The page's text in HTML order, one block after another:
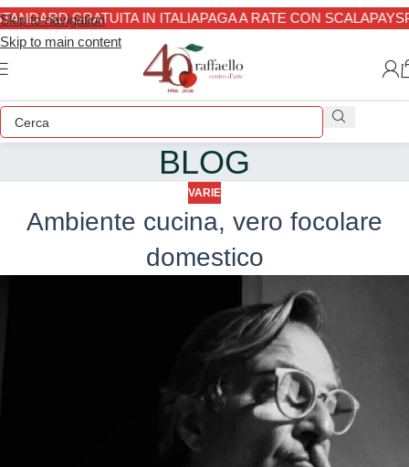
Skip to navigation
Skip to main content
GRATUITA IN ITALIAPAGA A RATE CON SCALAPAY
BLOG
VARIE
Ambiente cucina, vero focolare
domestico